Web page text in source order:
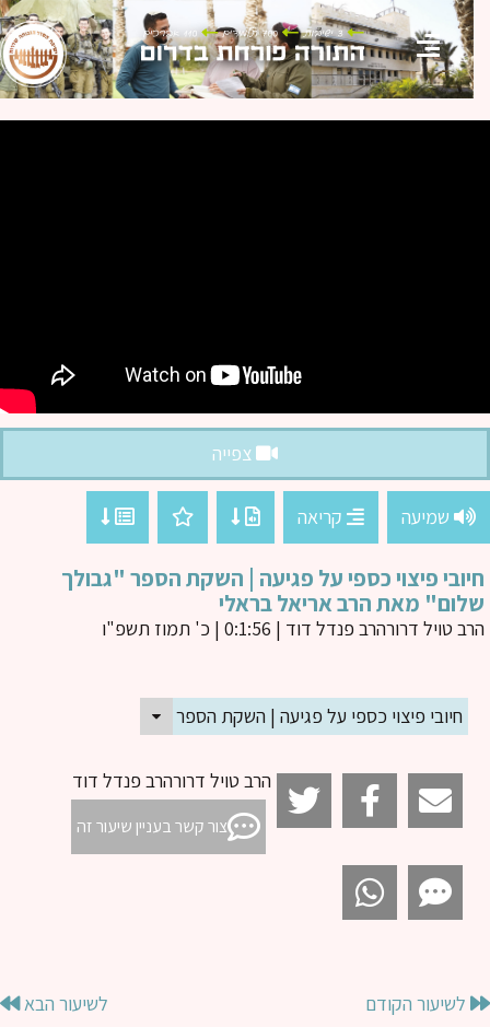
צפייה
שמיעה קריאה
פיצוי כספי על פגיעה | השקת הספר "גבולך
מאת הרב אריאל בראלי
טויל דרורהרב פנדל דוד| 0:1:56 | כ' תמוז תשפ"ו
חיובי פיצוי כספי על פגיעה | השקת הספר "גבולך שלום" מאת הרב
הרב טויל דרורהרב פנדל דוד
צור קשר בעניין שיעור זה
לשיעור הקודם
לשיעור הבא